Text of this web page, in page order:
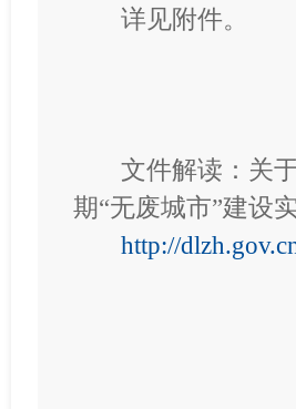
详见附件。
文件解读：关
期“无废城市”建设
http://